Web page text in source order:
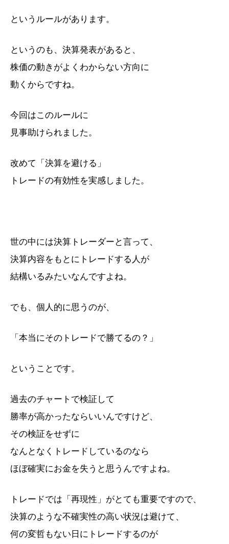
というルールがあります。
というのも、決算発表があると、
株価の動きがよくわからない方向に
動くからですね。
今回はこのルールに
見事助けられました。
改めて「決算を避ける」
トレードの有効性を実感しました。
世の中には決算トレーダーと言って、
決算内容をもとにトレードする人が
結構いるみたいなんですよね。
でも、個人的に思うのが、
「本当にそのトレードで勝てるの？」
ということです。
過去のチャートで検証して
勝率が高かったならいいんですけど、
その検証をせずに
なんとなくトレードしているのなら
ほぼ確実にお金を失うと思うんですよね。
トレードでは「再現性」がとても重要ですので、
決算のような不確実性の高い状況は避けて、
何の変哲もない日にトレードするのが